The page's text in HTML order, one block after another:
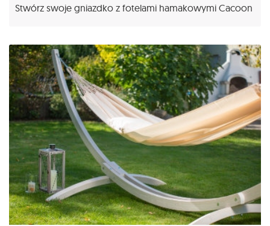
Stwórz swoje gniazdko z fotelami hamakowymi Cacoon